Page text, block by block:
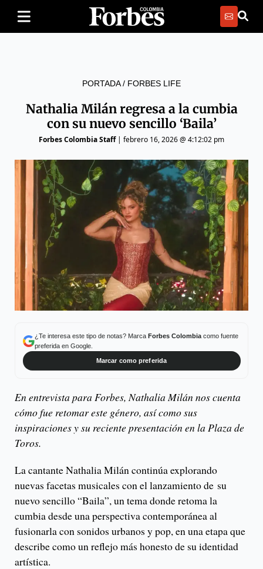
PORTADA/ FORBES LIFE
Nathalia Milán regresa a la cumbia
con su nuevo sencillo ‘Baila’
Forbes Colombia Staff| febrero 16, 2026 @ 4:12:02 pm
¿Te interesa este tipo de notas? Marca Forbes Colombiacomo fuente
preferida en Google.
Marcar como preferida
En entrevista para Forbes, Nathalia Milán nos cuenta
cómo fue retomar este género, así como sus
inspiraciones y su reciente presentación en la Plaza de
Toros.
La cantante Nathalia Milán continúa explorando
nuevas facetas musicales con el lanzamiento de su
nuevo sencillo “Baila”, un tema donde retoma la
cumbia desde una perspectiva contemporánea al
fusionarla con sonidos urbanos y pop, en una etapa que
describe como un reflejo más honesto de su identidad
artística.